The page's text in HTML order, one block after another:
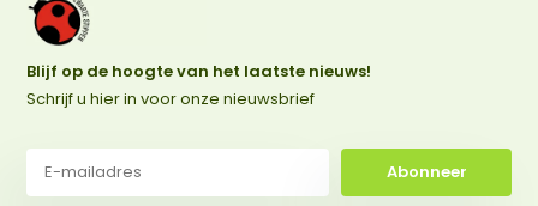
Blijf op de hoogte van het laatste nieuws!
Schrijf u hier in voor onze nieuwsbrief
Abonneer